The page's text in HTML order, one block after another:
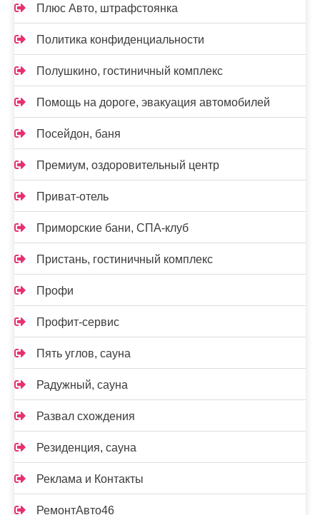
Плюс Авто, штрафстоянка
Политика конфиденциальности
Полушкино, гостиничный комплекс
Помощь на дороге, эвакуация автомобилей
Посейдон, баня
Премиум, оздоровительный центр
Приват-отель
Приморские бани, СПА-клуб
Пристань, гостиничный комплекс
Профи
Профит-сервис
Пять углов, сауна
Радужный, сауна
Развал схождения
Резиденция, сауна
Реклама и Контакты
РемонтАвто46